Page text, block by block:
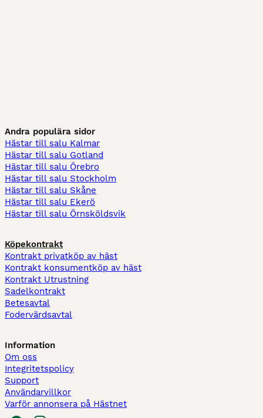
Andra populära sidor
Hästar till salu Kalmar
Hästar till salu Gotland
Hästar till salu Örebro
Hästar till salu Stockholm
Hästar till salu Skåne
Hästar till salu Ekerö
Hästar till salu Örnsköldsvik
Köpekontrakt
Kontrakt privatköp av häst
Kontrakt konsumentköp av häst
Kontrakt Utrustning
Sadelkontrakt
Betesavtal
Fodervärdsavtal
Information
Om oss
Integritetspolicy
Support
Användarvillkor
Varför annonsera på Hästnet